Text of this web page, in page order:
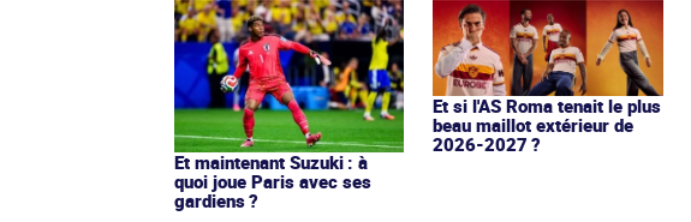
Et maintenant Suzuki : à
quoi joue Paris avec ses
gardiens ?
Et si l'AS Roma tenait le plus
beau maillot extérieur de
2026-2027 ?